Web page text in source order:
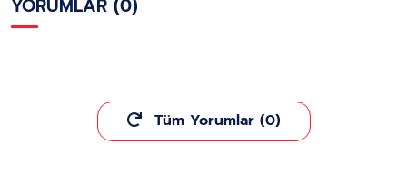
YORUMLAR (0)
Tüm Yorumlar (0)